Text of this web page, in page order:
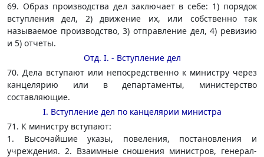
69. Образ производства дел заключает в себе: 1) порядок
вступления дел, 2) движение их, или собственно так
называемое производство, 3) отправление дел, 4) ревизию
и 5) отчеты.
Отд. I. - Вступление дел
70. Дела вступают или непосредственно к министру через
канцелярию или в департаменты, министерство
составляющие.
I. Вступление дел по канцелярии министра
71. К министру вступают:
1. Высочайшие указы, повеления, постановления и
учреждения. 2. Взаимные сношения министров, генерал-